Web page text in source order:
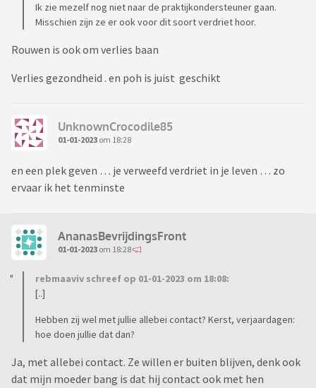
Ik zie mezelf nog niet naar de praktijkondersteuner gaan.
Misschien zijn ze er ook voor dit soort verdriet hoor.
Rouwen is ook om verlies baan
Verlies gezondheid . en poh is juist geschikt
UnknownCrocodile85
01-01-2023 om 18:28
en een plek geven … je verweefd verdriet in je leven … zo
ervaar ik het tenminste
AnanasBevrijdingsFront
01-01-2023 om 18:28
rebmaaviv schreef op 01-01-2023 om 18:08:
[..]
Hebben zij wel met jullie allebei contact? Kerst, verjaardagen:
hoe doen jullie dat dan?
Ja, met allebei contact. Ze willen er buiten blijven, denk ook
dat mijn moeder bang is dat hij contact ook met hen